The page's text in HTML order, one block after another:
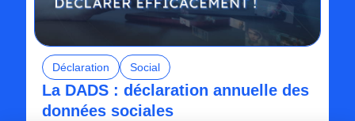
Déclaration Social
La DADS : déclaration annuelle des
données sociales